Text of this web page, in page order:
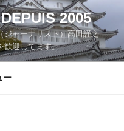
2005
ジャーナリスト）高田謹之
稿を歓迎してます。
ー